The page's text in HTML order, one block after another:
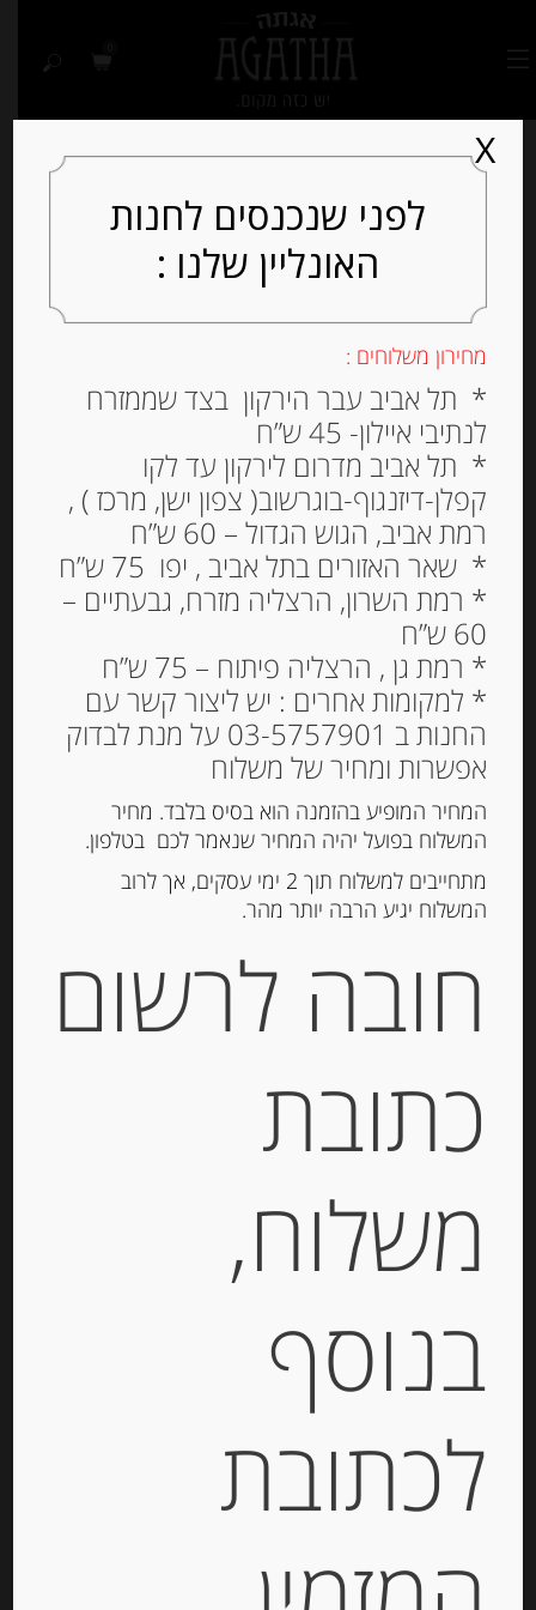
Out of
גריסיני מקמח אורז שחור
200 גרם RISO NERO
MARIO FONGO‏ GRISSINI
מחיר ל 100 גרם:19.50 ש"ח
מק"ט:
לפני שנכנסים לחנות
האונליין שלנו :
מחירון משלוחים :
* תל אביב עבר הירקון בצד שממזרח
לנתיבי איילון- 45 ש”ח
* תל אביב מדרום לירקון עד לקו
קפלן-דיזנגוף-בוגרשוב( צפון ישן, מרכז ) ,
רמת אביב, הגוש הגדול – 60 ש”ח
* שאר האזורים בתל אביב , יפו 75 ש”ח
* רמת השרון, הרצליה מזרח, גבעתיים –
60 ש”ח
* רמת גן , הרצליה פיתוח – 75 ש”ח
* למקומות אחרים : יש ליצור קשר עם
החנות ב 03-5757901 על מנת לבדוק
אפשרות ומחיר של משלוח
המחיר המופיע בהזמנה הוא בסיס בלבד. מחיר
המשלוח בפועל יהיה המחיר שנאמר לכם בטלפון.
מתחייבים למשלוח תוך 2 ימי עסקים, אך לרוב
המשלוח יגיע הרבה יותר מהר.
חובה לרשום
כתובת
משלוח,
בנוסף
לכתובת
X